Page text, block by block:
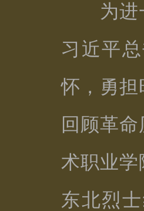
为
习近平
怀，勇
回顾革
术职业
东北烈